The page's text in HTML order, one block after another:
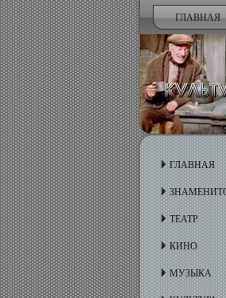
ГЛАВНАЯ
ГЛАВНАЯ
ТЕАТР
КИНО
МУЗЫКА